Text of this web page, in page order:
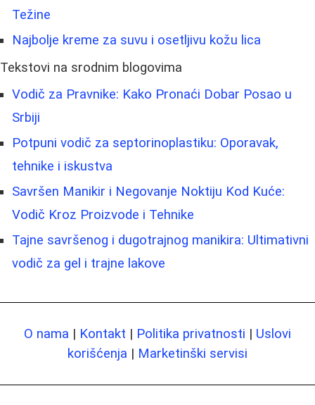
Težine
Najbolje kreme za suvu i osetljivu kožu lica
Tekstovi na srodnim blogovima
Vodič za Pravnike: Kako Pronaći Dobar Posao u
Srbiji
Potpuni vodič za septorinoplastiku: Oporavak,
tehnike i iskustva
Savršen Manikir i Negovanje Noktiju Kod Kuće:
Vodič Kroz Proizvode i Tehnike
Tajne savršenog i dugotrajnog manikira: Ultimativni
vodič za gel i trajne lakove
O nama | Kontakt | Politika privatnosti | Uslovi
korišćenja | Marketinški servisi